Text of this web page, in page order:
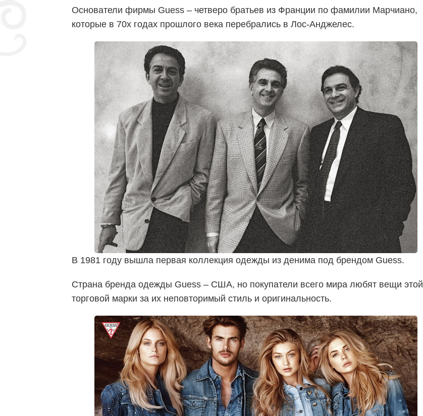
Основатели фирмы Guess – четверо братьев из Франции по фамилии Марчиано,
которые в 70х годах прошлого века перебрались в Лос-Анджелес.
В 1981 году вышла первая коллекция одежды из денима под брендом Guess.
Страна бренда одежды Guess – США, но покупатели всего мира любят вещи этой
торговой марки за их неповторимый стиль и оригинальность.